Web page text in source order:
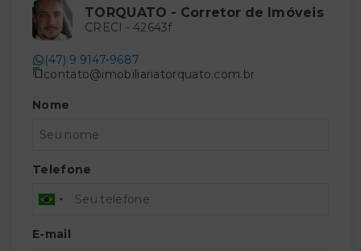
TORQUATO - Corretor de Imóveis
CRECI - 42643f
(47) 9 9147-9687
contato@imobiliariatorquato.com.br
Nome
Telefone
E-mail